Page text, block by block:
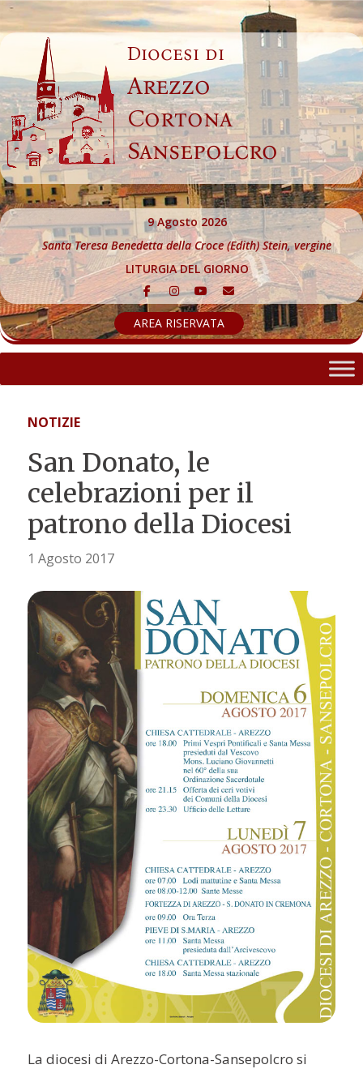
Skip
to
content
Diocesi di
Arezzo
Cortona
Sansepolcro
9 Agosto 2026
Santa Teresa Benedetta della Croce (Edith) Stein, vergine
LITURGIA DEL GIORNO
AREA RISERVATA
NOTIZIE
San Donato, le
celebrazioni per il
patrono della Diocesi
1 Agosto 2017
La diocesi di Arezzo-Cortona-Sansepolcro si